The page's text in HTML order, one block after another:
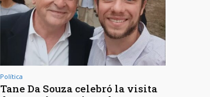
Política
Tane Da Souza celebró la visita